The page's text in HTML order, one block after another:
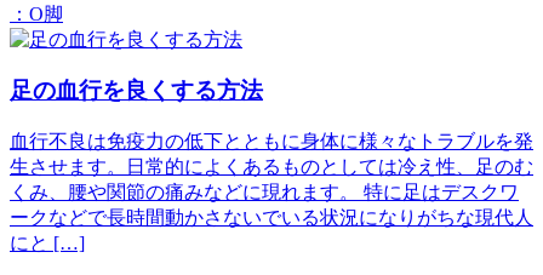
： O脚
足の血行を良くする方法
血行不良は免疫力の低下とともに身体に様々なトラブルを発
生させます。日常的によくあるものとしては冷え性、足のむ
くみ、腰や関節の痛みなどに現れます。 特に足はデスクワ
ークなどで長時間動かさないでいる状況になりがちな現代人
にと […]